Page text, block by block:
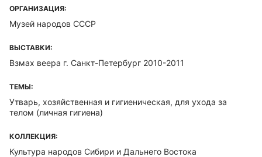
ОРГАНИЗАЦИЯ:
Музей народов СССР
ВЫСТАВКИ:
Взмах веера г. Санкт-Петербург 2010-2011
ТЕМЫ:
Утварь, хозяйственная и гигиеническая, для ухода за
телом (личная гигиена)
КОЛЛЕКЦИЯ:
Культура народов Сибири и Дальнего Востока